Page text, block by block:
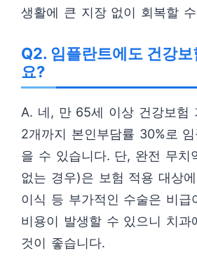
생활에 큰 지장 없이 회복할
Q2. 임플란트에도 건강
요?
A. 네, 만 65세 이상 건강보험
2개까지 본인부담률 30%로
을 수 있습니다. 단, 완전 무치
없는 경우)은 보험 적용 대상
이식 등 부가적인 수술은 비급
비용이 발생할 수 있으니 치과
것이 좋습니다.